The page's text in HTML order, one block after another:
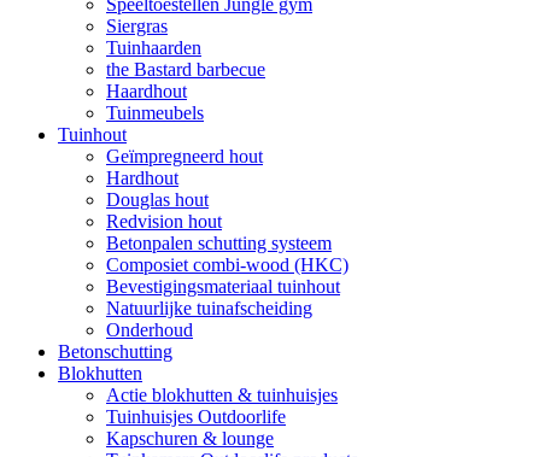
Speeltoestellen Jungle gym
Siergras
Tuinhaarden
the Bastard barbecue
Haardhout
Tuinmeubels
Tuinhout
Geïmpregneerd hout
Hardhout
Douglas hout
Redvision hout
Betonpalen schutting systeem
Composiet combi-wood (HKC)
Bevestigingsmateriaal tuinhout
Natuurlijke tuinafscheiding
Onderhoud
Betonschutting
Blokhutten
Actie blokhutten & tuinhuisjes
Tuinhuisjes Outdoorlife
Kapschuren & lounge